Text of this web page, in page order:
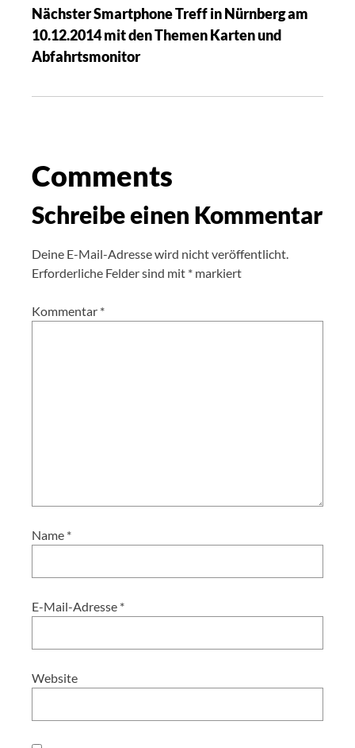
Nächster Smartphone Treff in Nürnberg am
10.12.2014 mit den Themen Karten und
Abfahrtsmonitor
Comments
Schreibe einen Kommentar
Deine E-Mail-Adresse wird nicht veröffentlicht.
Erforderliche Felder sind mit * markiert
Kommentar *
Name *
E-Mail-Adresse *
Website